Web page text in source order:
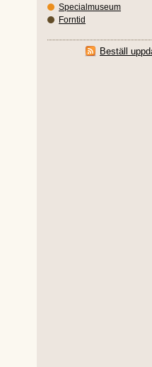
Specialmuseum
Forntid
Beställ